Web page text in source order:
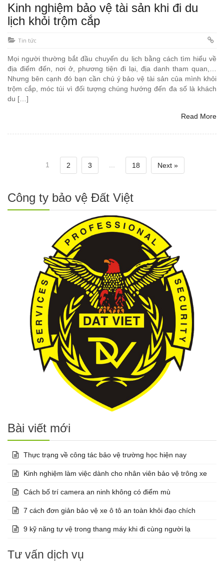
Kinh nghiệm bảo vệ tài sản khi đi du
lịch khỏi trộm cắp
Tin tức
Mọi người thường bắt đầu chuyến du lịch bằng cách tìm hiểu về
địa điểm đến, nơi ở, phương tiện đi lại, địa danh tham quan,…
Nhưng bên cạnh đó bạn cần chú ý bảo vệ tài sản của mình khỏi
trộm cắp, móc túi vì đối tượng chúng hướng đến đa số là khách
du […]
Read More
1 2 3 18 Next »
Công ty bảo vệ Đất Việt
Bài viết mới
Thực trạng về công tác bảo vệ trường học hiện nay
Kinh nghiệm làm việc dành cho nhân viên bảo vệ trông xe
Cách bố trí camera an ninh không có điểm mù
7 cách đơn giản bảo vệ xe ô tô an toàn khỏi đạo chích
9 kỹ năng tự vệ trong thang máy khi đi cùng người lạ
Tư vấn dịch vụ